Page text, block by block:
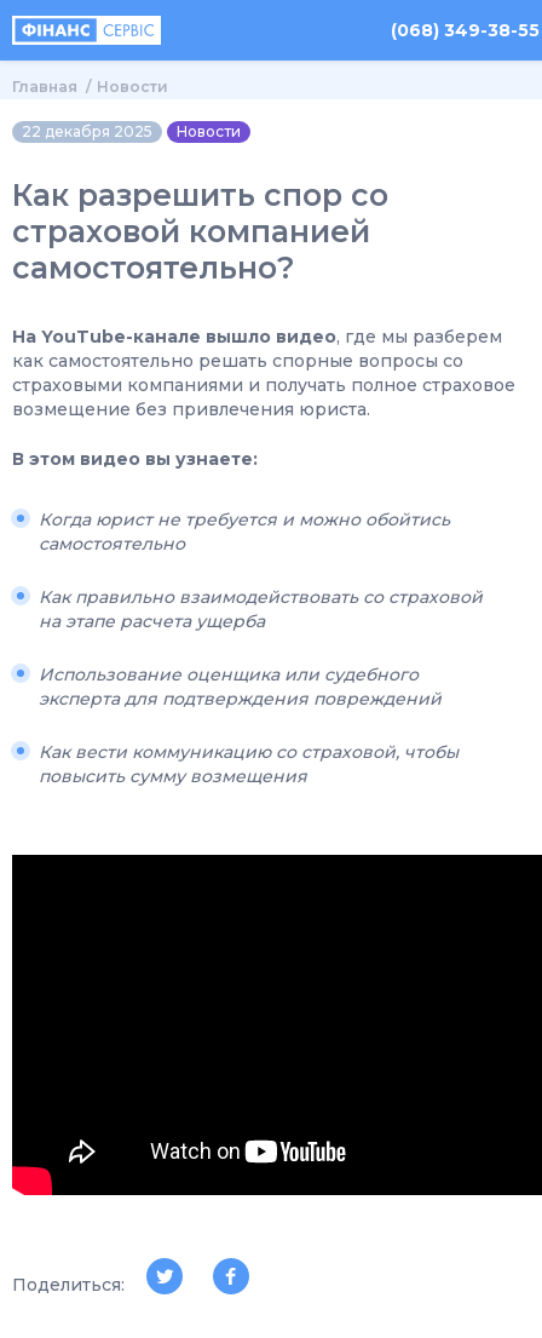
(068) 349-38-55
Главная Новости
22 декабря 2025 Новости
Как разрешить спор со
страховой компанией
самостоятельно?
На YouTube-канале вышло видео, где мы разберем
как самостоятельно решать спорные вопросы со
страховыми компаниями и получать полное страховое
возмещение без привлечения юриста.
В этом видео вы узнаете:
Когда юрист не требуется и можно обойтись
самостоятельно
Как правильно взаимодействовать со страховой
на этапе расчета ущерба
Использование оценщика или судебного
эксперта для подтверждения повреждений
Как вести коммуникацию со страховой, чтобы
повысить сумму возмещения
Поделиться: